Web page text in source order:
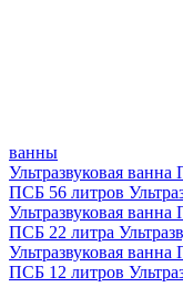
ванны
Ультразвуковая
ПСБ 56 литров
Ультразвуковая
ПСБ 22 литра
Ультразвуковая
ПСБ 12 литров